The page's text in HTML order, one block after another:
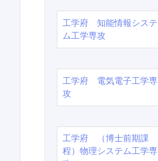
工学府 知能情報システ
ム工学専攻
工学府 電気電子工学専
攻
工学府 （博士前期課
程）物理システム工学専